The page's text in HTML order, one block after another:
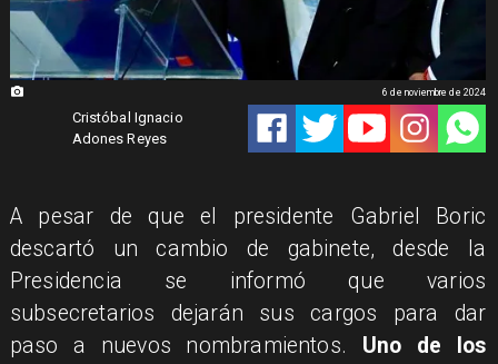
Cristóbal Ignacio
Adones Reyes
6 de noviembre de 2024
A pesar de que el presidente Gabriel Boric
descartó un cambio de gabinete, desde la
Presidencia se informó que varios
subsecretarios dejarán sus cargos para dar
paso a nuevos nombramientos. Uno de los